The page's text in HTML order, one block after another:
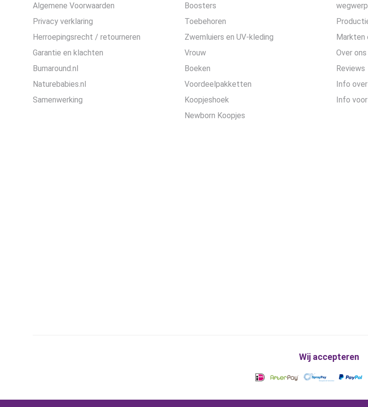
Algemene Voorwaarden
Privacy verklaring
Herroepingsrecht / retourneren
Garantie en klachten
Bumaround.nl
Naturebabies.nl
Samenwerking
Boosters
Toebehoren
Zwemluiers en UV-kleding
Vrouw
Boeken
Voordeelpakketten
Koopjeshoek
Newborn Koopjes
Markten
Over ons
Reviews
Info
Info
Wij accepteren